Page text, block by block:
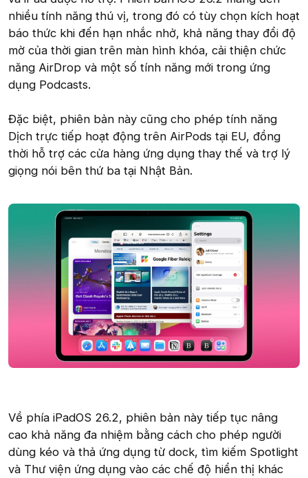
nhiều tính năng thú vị, trong đó có tùy chọn kích hoạt
báo thức khi đến hạn nhắc nhở, khả năng thay đổi độ
mờ của thời gian trên màn hình khóa, cải thiện chức
năng AirDrop và một số tính năng mới trong ứng
dụng Podcasts.
Đặc biệt, phiên bản này cũng cho phép tính năng
Dịch trực tiếp hoạt động trên AirPods tại EU, đồng
thời hỗ trợ các cửa hàng ứng dụng thay thế và trợ lý
giọng nói bên thứ ba tại Nhật Bản.
Về phía iPadOS 26.2, phiên bản này tiếp tục nâng
cao khả năng đa nhiệm bằng cách cho phép người
dùng kéo và thả ứng dụng từ dock, tìm kiếm Spotlight
và Thư viện ứng dụng vào các chế độ hiển thị khác